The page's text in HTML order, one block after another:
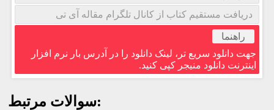
دریافت مستقیم کتاب از کانال تلگرام مقاله آی تی
راهنما
جهت دانلود سریع تر، لینک دانلود را در آدرس بار نرم افزار
اینترنت دانلود منیجر کپی کنید.
سوالات مرتبط: